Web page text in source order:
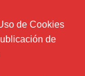
de Cookies
de